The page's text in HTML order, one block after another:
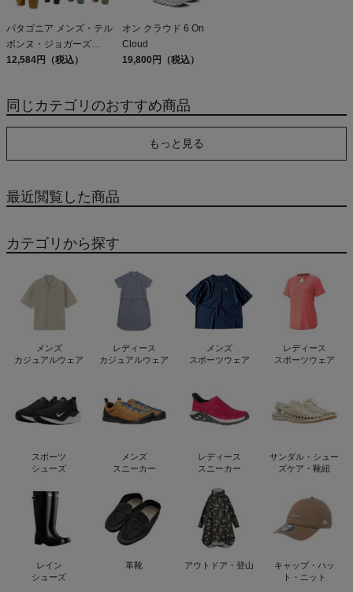
パタゴニア メンズ・テル
ボンヌ・ジョガーズ
PATAGONIA MS
12,584円（税込）
オン クラウド 6 On
Cloud
19,800円（税込）
同じカテゴリのおすすめ商品
もっと見る
最近閲覧した商品
カテゴリから探す
メンズ
カジュアルウェア
レディース
カジュアルウェア
メンズ
スポーツウェア
レディース
スポーツウェア
スポーツ
シューズ
メンズ
スニーカー
レディース
スニーカー
サンダル・シュー
ズケア・靴紐
レイン
シューズ
革靴 アウトドア・登山
キャップ・ハッ
ト・ニット